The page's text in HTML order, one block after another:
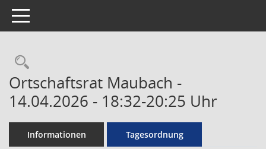
Toggle navigation
Rechercheauswahl
Ortschaftsrat Maubach -
14.04.2026 - 18:32-20:25 Uhr
Informationen Tagesordnung